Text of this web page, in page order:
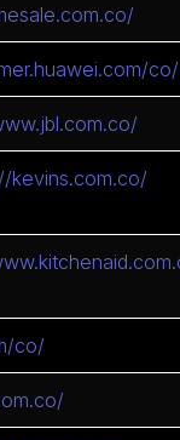
co/
kevins.com.co/
co/